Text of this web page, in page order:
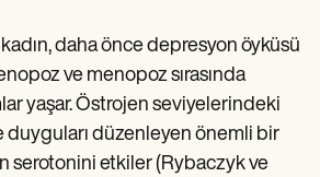
daha önce depresyon öyküsü
ve menopoz sırasında
yaşar. Östrojen seviyelerindeki
duyguları düzenleyen önemli bir
serotonini etkiler (Rybaczyk ve